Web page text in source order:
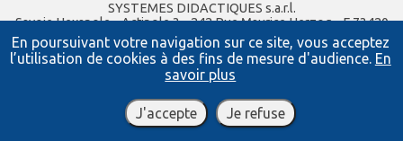
En poursuivant votre navigation sur ce site, vous acceptez
l’utilisation de cookies à des fins de mesure d'audience. En
savoir plus
J'accepte Je refuse
SYSTEMES DIDACTIQUES s.a.r.l.
Savoie Hexapole - Actipole 3 - 242 Rue Maurice Herzog - F 73420
VIVIERS DU LAC
Tel : 04 56 42 80 70| Fax :04 56 42 80 71
xavier.granjon@systemes-didactiques.fr
www.systemes-didactiques.fr